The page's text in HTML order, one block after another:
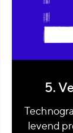
5.
levend